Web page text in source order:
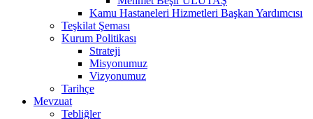
Kamu Hastaneleri Hizmetleri Başkan Yardımcısı
Teşkilat Şeması
Kurum Politikası
Strateji
Misyonumuz
Vizyonumuz
Tarihçe
Mevzuat
Tebliğler